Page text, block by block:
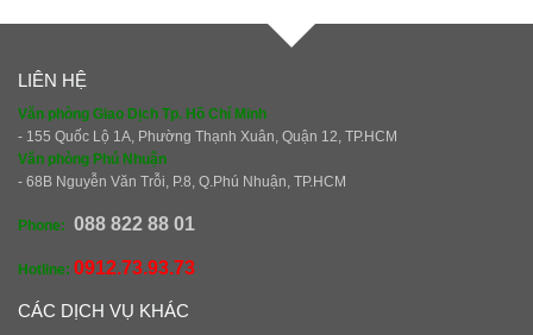
LIÊN HỆ
Văn phòng Giao Dịch Tp. Hồ Chí Minh
- 155 Quốc Lộ 1A, Phường Thạnh Xuân, Quận 12, TP.HCM
Văn phòng Phú Nhuận
- 68B Nguyễn Văn Trỗi, P.8, Q.Phú Nhuận, TP.HCM
Phone: 088 822 88 01
Hotline: 0912.73.93.73
CÁC DỊCH VỤ KHÁC